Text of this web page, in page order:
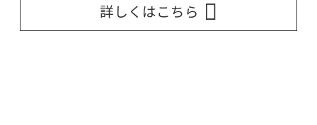
詳しくはこちら